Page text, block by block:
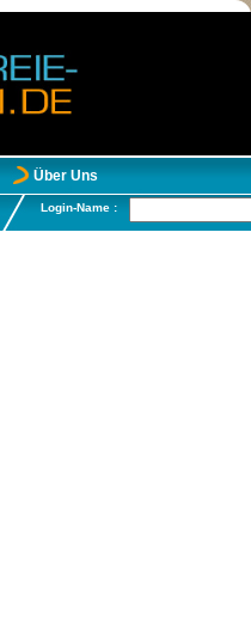
Über Uns
Login-Name :